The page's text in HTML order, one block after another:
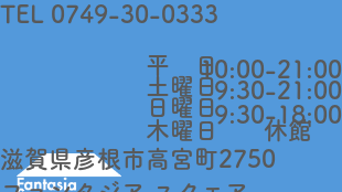
​滋賀県彦根市高宮町2750
​平 日
​土曜日
日曜日
木曜日
9:30-21:00
10:00-21:00
9:30-18:00​
休館
TEL 0749-30-0333